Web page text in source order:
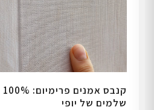
שלמים של יופי